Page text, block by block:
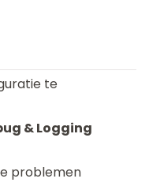
te
& Logging
problemen